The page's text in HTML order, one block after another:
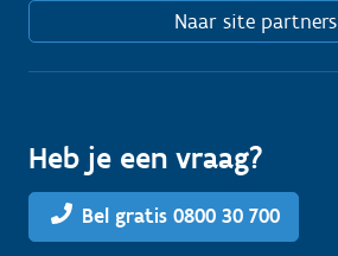
Naar site partners
Heb je een vraag?
Bel gratis 0800 30 700